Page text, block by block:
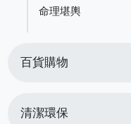
命理堪輿
百貨購物
清潔環保